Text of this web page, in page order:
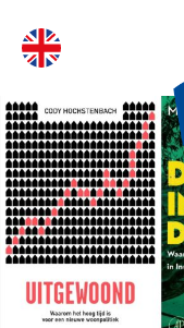
content